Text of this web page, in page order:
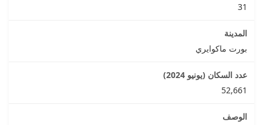
31
بورت ماكوايري
52,661